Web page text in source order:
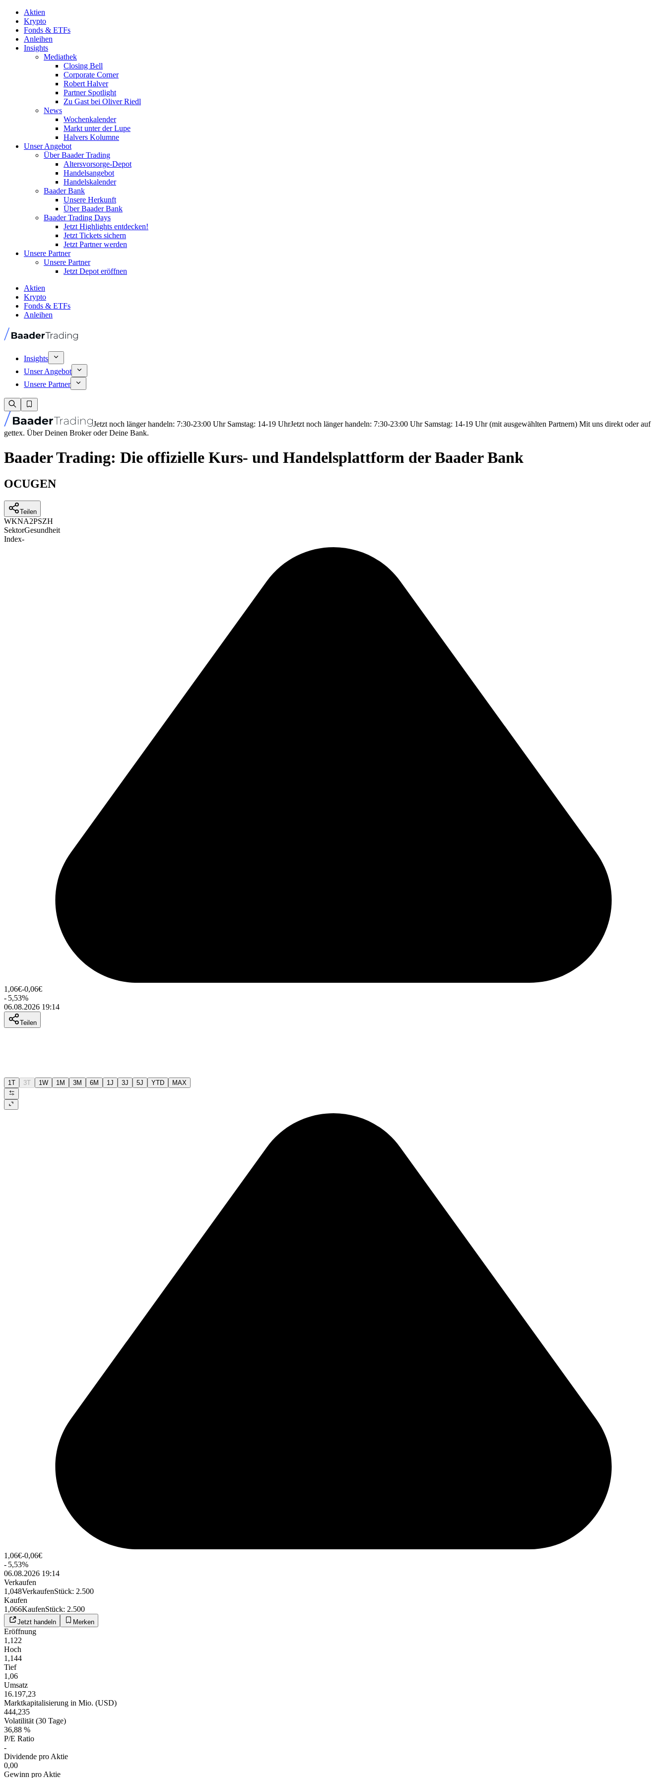
Aktien
Krypto
Fonds & ETFs
Anleihen
Insights
Mediathek
Closing Bell
Corporate Corner
Robert Halver
Partner Spotlight
Zu Gast bei Oliver Riedl
News
Wochenkalender
Markt unter der Lupe
Halvers Kolumne
Unser Angebot
Über Baader Trading
Altersvorsorge-Depot
Handelsangebot
Handelskalender
Baader Bank
Unsere Herkunft
Über Baader Bank
Baader Trading Days
Jetzt Highlights entdecken!
Jetzt Tickets sichern
Jetzt Partner werden
Unsere Partner
Unsere Partner
Jetzt Depot eröffnen
Aktien
Krypto
Fonds & ETFs
Anleihen
Insights
Unser Angebot
Unsere Partner
Jetzt noch länger handeln: 7:30-23:00 Uhr Samstag: 14-19 UhrJetzt noch länger handeln: 7:30-23:00 Uhr Samstag: 14-19 Uhr (mit ausgewählten Partnern) Mit uns direkt oder auf
gettex. Über Deinen Broker oder Deine Bank.
Baader Trading: Die offizielle Kurs- und Handelsplattform der Baader Bank
OCUGEN
Teilen
WKNA2PSZH
SektorGesundheit
Index-
1,06€-0,06€
- 5,53%
06.08.2026 19:14
Teilen
1T 3T 1W 1M 3M 6M 1J 3J 5J YTD MAX
1,06€-0,06€
- 5,53%
06.08.2026 19:14
Verkaufen
1,048VerkaufenStück: 2.500
Kaufen
1,066KaufenStück: 2.500
Jetzt handeln Merken
Eröffnung
1,122
Hoch
1,144
Tief
1,06
Umsatz
16.197,23
Marktkapitalisierung in Mio. (USD)
444,235
Volatilität (30 Tage)
36,88 %
P/E Ratio
-
Dividende pro Aktie
0,00
Gewinn pro Aktie